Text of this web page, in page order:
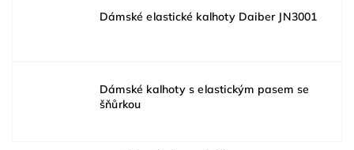
Dámské elastické kalhoty Daiber JN3001
Dámské kalhoty s elastickým pasem se
šňůrkou